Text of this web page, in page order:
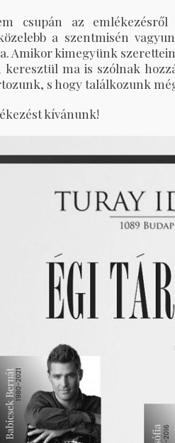
csupán az
a szentmisén
Amikor kimegyünk
keresztül ma is szólnak
s hogy találkozunk
kívánunk!